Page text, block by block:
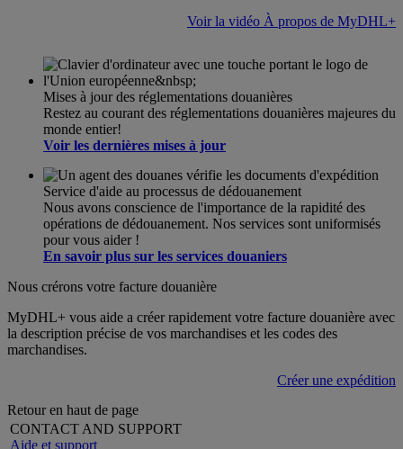
Voir la vidéo À propos de MyDHL+
Mises à jour des réglementations douanières
Restez au courant des réglementations douanières majeures du
monde entier!
Voir les dernières mises à jour
Service d'aide au processus de dédouanement
Nous avons conscience de l'importance de la rapidité des
opérations de dédouanement. Nos services sont uniformisés
pour vous aider !
En savoir plus sur les services douaniers
Nous crérons votre facture douanière
MyDHL+ vous aide a créer rapidement votre facture douanière avec
la description précise de vos marchandises et les codes des
marchandises.
Créer une expédition
Retour en haut de page
CONTACT AND SUPPORT
Aide et support